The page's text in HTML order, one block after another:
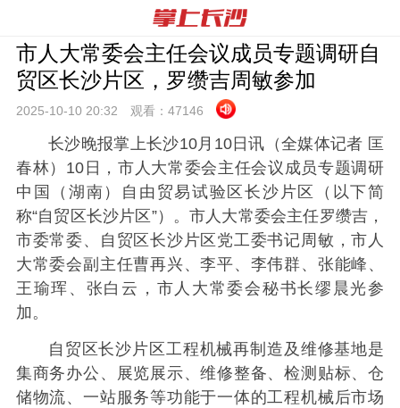
市人大常委会主任会议成员专题调研自
贸区长沙片区，罗缵吉周敏参加
2025-10-10 20:32 观看： 47146
长沙晚报掌上长沙10月10日讯（全媒体记者 匡
春林）10日，市人大常委会主任会议成员专题调研
中国（湖南）自由贸易试验区长沙片区（以下简
称“自贸区长沙片区”）。市人大常委会主任罗缵吉，
市委常委、自贸区长沙片区党工委书记周敏，市人
大常委会副主任曹再兴、李平、李伟群、张能峰、
王瑜珲、张白云，市人大常委会秘书长缪晨光参
加。
自贸区长沙片区工程机械再制造及维修基地是
集商务办公、展览展示、维修整备、检测贴标、仓
储物流、一站服务等功能于一体的工程机械后市场